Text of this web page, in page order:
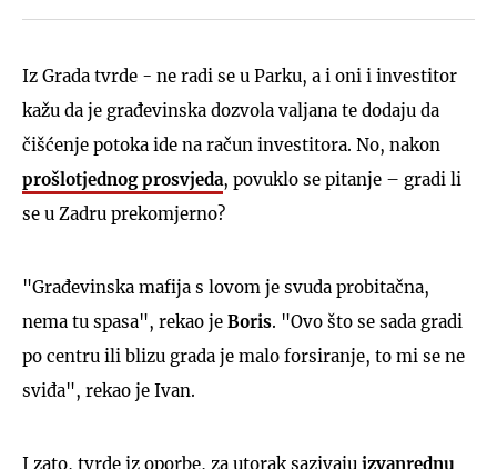
Iz Grada tvrde - ne radi se u Parku, a i oni i investitor
kažu da je građevinska dozvola valjana te dodaju da
čišćenje potoka ide na račun investitora. No, nakon
prošlotjednog prosvjeda, povuklo se pitanje – gradi li
se u Zadru prekomjerno?
"Građevinska mafija s lovom je svuda probitačna,
nema tu spasa", rekao je Boris. "Ovo što se sada gradi
po centru ili blizu grada je malo forsiranje, to mi se ne
sviđa", rekao je Ivan.
I zato, tvrde iz oporbe, za utorak sazivaju izvanrednu